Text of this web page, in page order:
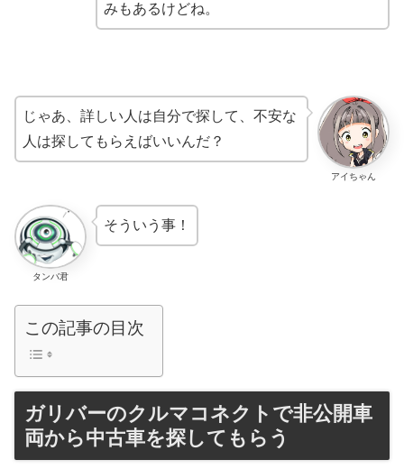
みもあるけどね。
アイちゃん
じゃあ、詳しい人は自分で探して、不安な
人は探してもらえばいいんだ？
タンバ君
そういう事！
この記事の目次
ガリバーのクルマコネクトで非公開車
両から中古車を探してもらう